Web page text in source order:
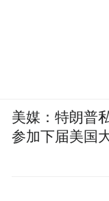
美媒：特朗普
参加下届美国